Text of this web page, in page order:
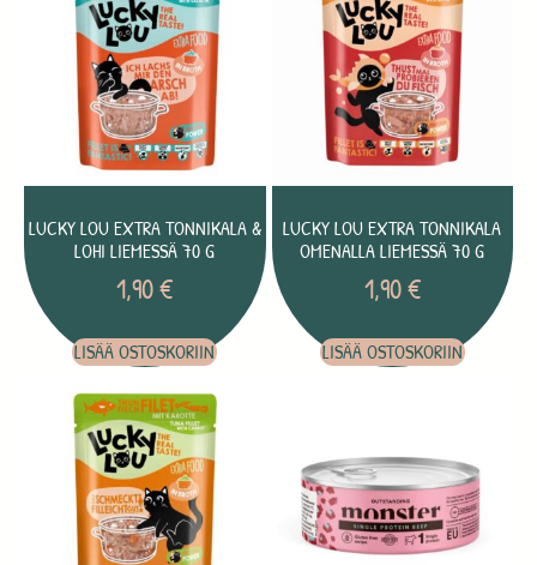
LUCKY LOU EXTRA TONNIKALA &
LOHI LIEMESSÄ 70 G
1,90€
LISÄÄ OSTOSKORIIN
LUCKY LOU EXTRA TONNIKALA
OMENALLA LIEMESSÄ 70 G
1,90€
LISÄÄ OSTOSKORIIN